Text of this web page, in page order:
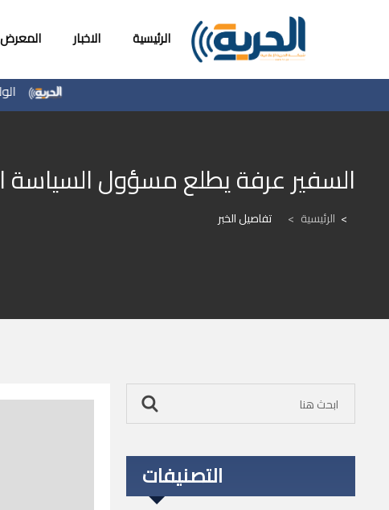
الرئيسية الاخبار المعرض
السفير عرفة يطلع مسؤول السياسة
الرئيسية > تفاصيل الخبر
التصنيفات